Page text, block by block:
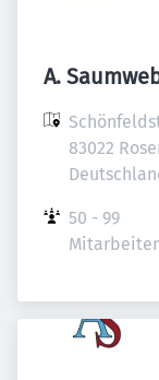
A.
83022
50 - 99